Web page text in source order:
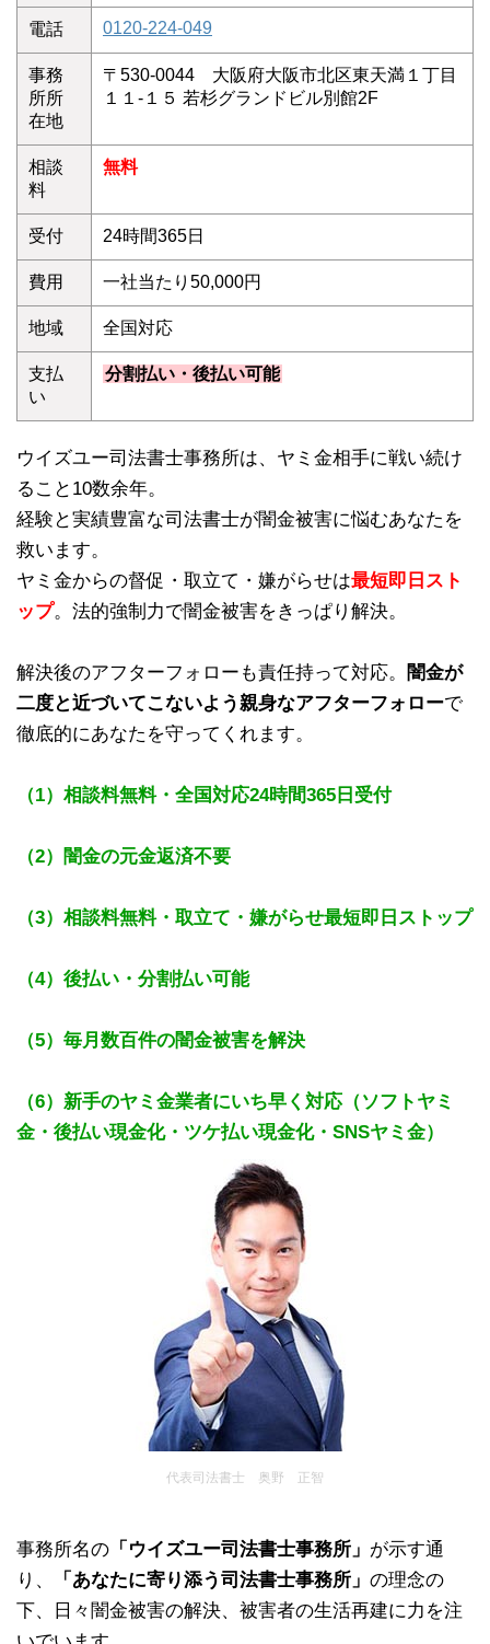
電話 0120-224-049
事務
所所
在地
〒530-0044 大阪府大阪市北区東天満１丁目
１１-１５ 若杉グランドビル別館2F
相談
料
無料
受付 24時間365日
費用 一社当たり50,000円
地域 全国対応
支払
い
分割払い・後払い可能
ウイズユー司法書士事務所は、ヤミ金相手に戦い続け
ること10数余年。
経験と実績豊富な司法書士が闇金被害に悩むあなたを
救います。
ヤミ金からの督促・取立て・嫌がらせは最短即日スト
ップ。法的強制力で闇金被害をきっぱり解決。
解決後のアフターフォローも責任持って対応。
闇金が
二度と近づいてこないよう親身なアフターフォローで
徹底的にあなたを守ってくれます。
（1）相談料無料・全国対応24時間365日受付
（2）闇金の元金返済不要
（3）相談料無料・取立て・嫌がらせ最短即日ストップ
（4）後払い・分割払い可能
（5）毎月数百件の闇金被害を解決
（6）新手のヤミ金業者にいち早く対応（ソフトヤミ
金・後払い現金化・ツケ払い現金化・SNSヤミ金）
代表司法書士 奥野 正智
事務所名の 「ウイズユー司法書士事務所」 が示す通
り、
「あなたに寄り添う司法書士事務所」 の理念の
下、日々闇金被害の解決、被害者の生活再建に力を注